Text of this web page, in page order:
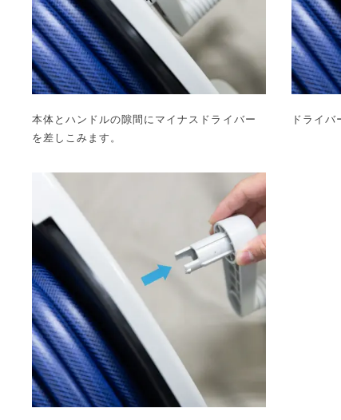
本体とハンドルの隙間にマイナスドライバー
を差しこみます。
ドライ